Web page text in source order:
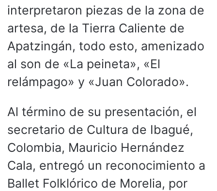
interpretaron piezas de la zona de
artesa, de la Tierra Caliente de
Apatzingán, todo esto, amenizado
al son de «La peineta», «El
relámpago» y «Juan Colorado».
Al término de su presentación, el
secretario de Cultura de Ibagué,
Colombia, Mauricio Hernández
Cala, entregó un reconocimiento a
Ballet Folklórico de Morelia, por